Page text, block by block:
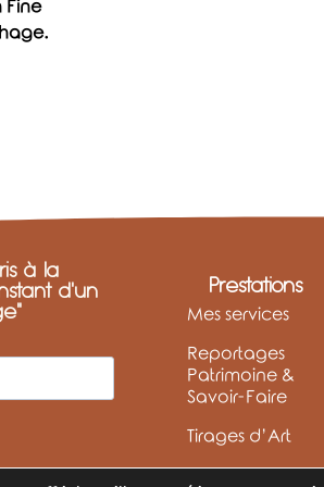
Fine
à la
d'un
Prestations
Mes services
Reportages
Patrimoine &
Savoir-Faire
Tirages d’Art